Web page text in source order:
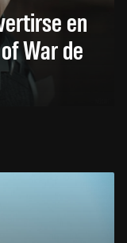
en
War de